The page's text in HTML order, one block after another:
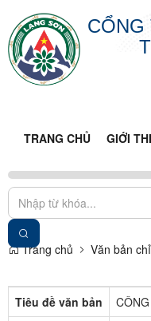
TRANG CHỦ GIỚI
Trang chủ Văn bản
Tiêu đề văn bản